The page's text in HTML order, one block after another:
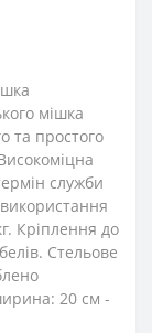
мішка
та простого
служби
Кріплення до
Стельове
20 см -